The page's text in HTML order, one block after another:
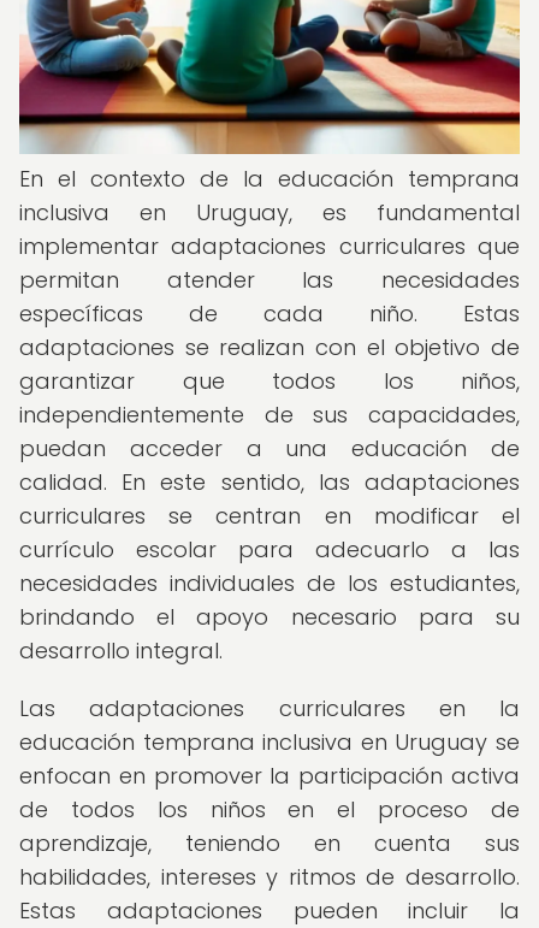
En el contexto de la educación temprana
inclusiva en Uruguay, es fundamental
implementar adaptaciones curriculares que
permitan atender las necesidades
específicas de cada niño. Estas
adaptaciones se realizan con el objetivo de
garantizar que todos los niños,
independientemente de sus capacidades,
puedan acceder a una educación de
calidad. En este sentido, las adaptaciones
curriculares se centran en modificar el
currículo escolar para adecuarlo a las
necesidades individuales de los estudiantes,
brindando el apoyo necesario para su
desarrollo integral.
Las adaptaciones curriculares en la
educación temprana inclusiva en Uruguay se
enfocan en promover la participación activa
de todos los niños en el proceso de
aprendizaje, teniendo en cuenta sus
habilidades, intereses y ritmos de desarrollo.
Estas adaptaciones pueden incluir la